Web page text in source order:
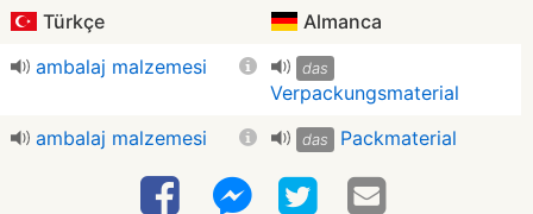
Türkçe
Almanca
ambalaj malzemesi
das
Verpackungsmaterial
ambalaj malzemesi
das Packmaterial